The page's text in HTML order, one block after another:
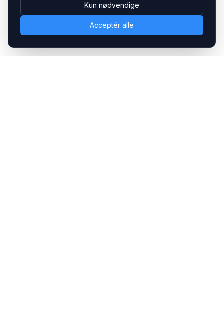
Kun nødvendige
Acceptér alle